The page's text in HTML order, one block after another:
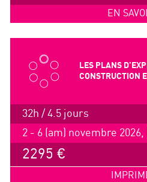
EN
LES PLANS
CONSTRUCTION
32h / 4.5 jours
2 - 6 (am) novembre 2026,
2295 €